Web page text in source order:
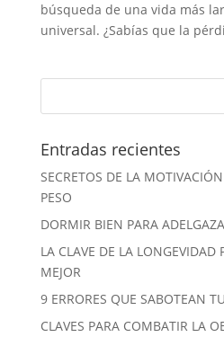
búsqueda de una vida más
universal. ¿Sabías que la
Entradas recientes
SECRETOS DE LA
PESO
DORMIR BIEN PARA
LA CLAVE DE LA LONGEVIDAD
MEJOR
9 ERRORES QUE SABOTEAN
CLAVES PARA COMBATIR LA